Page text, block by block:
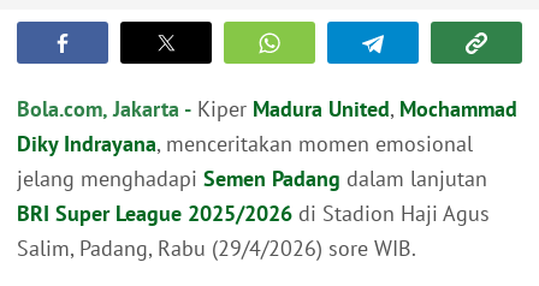
Bola.com, Jakarta - Kiper Madura United, Mochammad
Diky Indrayana, menceritakan momen emosional
jelang menghadapi Semen Padang dalam lanjutan
BRI Super League 2025/2026 di Stadion Haji Agus
Salim, Padang, Rabu (29/4/2026) sore WIB.